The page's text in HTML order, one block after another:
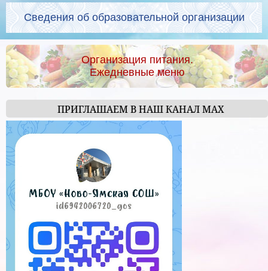
Сведения об образовательной организации
Организация питания.
Ежедневные меню
ПРИГЛАШАЕМ В НАШ КАНАЛ МАХ